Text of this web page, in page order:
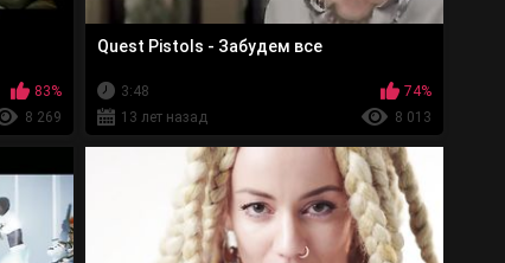
83%
8 269
Quest Pistols - Забудем все
3:48
74%
13 лет назад
8 013